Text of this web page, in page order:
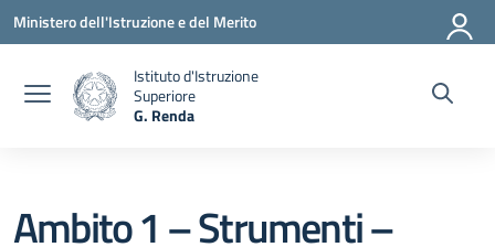
Vai ai contenuti
Vai al menu di navigazione
Vai al footer
Ministero dell'Istruzione e del Merito
Istituto d'Istruzione
Superiore
G. Renda
Ambito 1 – Strumenti –